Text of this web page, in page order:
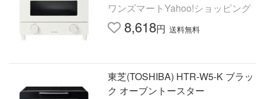
ワンズマートYahoo!ショッピング
8,618円 送料無料
東芝(TOSHIBA) HTR-W5-K ブラッ
ク オーブントースター